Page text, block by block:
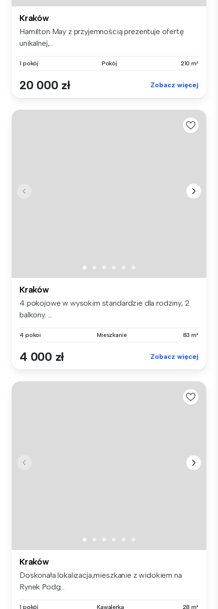
Kraków
Hamilton May z przyjemnością prezentuje ofertę
unikalnej,...
1 pokój Pokój 210 m²
20 000 zł Zobacz więcej
Kraków
4 pokojowe w wysokim standardzie dla rodziny, 2
balkony. ...
4 pokoi Mieszkanie 83 m²
4 000 zł Zobacz więcej
Kraków
Doskonała lokalizacja,mieszkanie z widokiem na
Rynek Podg...
1 pokój Kawalerka 28 m²